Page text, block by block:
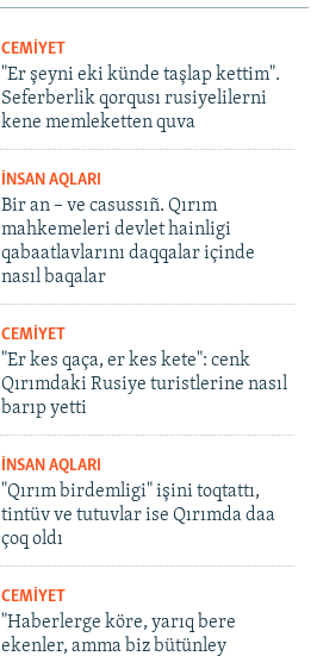
CEMİYET
"Er şeyni eki künde taşlap kettim".
Seferberlik qorqusı rusiyelilerni
kene memleketten quva
İNSAN AQLARI
Bir an – ve casussıñ. Qırım
mahkemeleri devlet hainligi
qabaatlavlarını daqqalar içinde
nasıl baqalar
CEMİYET
"Er kes qaça, er kes kete": cenk
Qırımdaki Rusiye turistlerine nasıl
barıp yetti
İNSAN AQLARI
"Qırım birdemligi" işini toqtattı,
tintüv ve tutuvlar ise Qırımda daa
çoq oldı
CEMİYET
"Haberlerge köre, yarıq bere
ekenler, amma biz bütünley